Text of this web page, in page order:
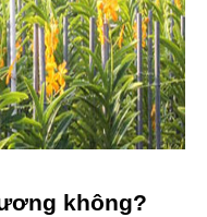
không?